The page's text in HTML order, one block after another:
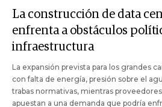
La construcción de data
enfrenta a obstáculos
infraestructura
La expansión prevista para los grandes
con falta de energía, presión sobre el
trabas normativas, mientras
apuestan a una demanda que podría